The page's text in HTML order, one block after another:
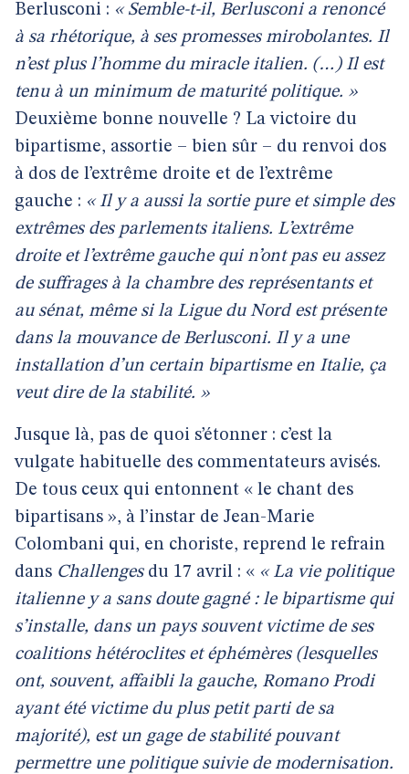
Berlusconi : « Semble-t-il, Berlusconi a renoncé
à sa rhétorique, à ses promesses mirobolantes. Il
n’est plus l’homme du miracle italien. (…) Il est
tenu à un minimum de maturité politique. »
Deuxième bonne nouvelle ? La victoire du
bipartisme, assortie – bien sûr – du renvoi dos
à dos de l’extrême droite et de l’extrême
gauche : « Il y a aussi la sortie pure et simple des
extrêmes des parlements italiens. L’extrême
droite et l’extrême gauche qui n’ont pas eu assez
de suffrages à la chambre des représentants et
au sénat, même si la Ligue du Nord est présente
dans la mouvance de Berlusconi. Il y a une
installation d’un certain bipartisme en Italie, ça
veut dire de la stabilité. »
Jusque là, pas de quoi s’étonner : c’est la
vulgate habituelle des commentateurs avisés.
De tous ceux qui entonnent « le chant des
bipartisans », à l’instar de Jean-Marie
Colombani qui, en choriste, reprend le refrain
dans Challengesdu 17 avril : « « La vie politique
italienne y a sans doute gagné : le bipartisme qui
s’installe, dans un pays souvent victime de ses
coalitions hétéroclites et éphémères (lesquelles
ont, souvent, affaibli la gauche, Romano Prodi
ayant été victime du plus petit parti de sa
majorité), est un gage de stabilité pouvant
permettre une politique suivie de modernisation.